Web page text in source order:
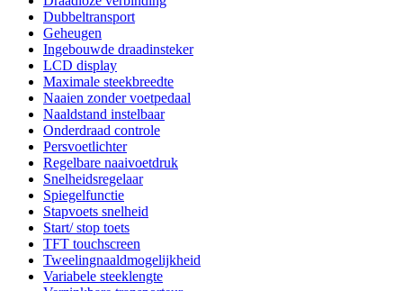
Dubbeltransport
Geheugen
Ingebouwde draadinsteker
LCD display
Maximale steekbreedte
Naaien zonder voetpedaal
Naaldstand instelbaar
Onderdraad controle
Persvoetlichter
Regelbare naaivoetdruk
Snelheidsregelaar
Spiegelfunctie
Stapvoets snelheid
Start/ stop toets
TFT touchscreen
Tweelingnaaldmogelijkheid
Variabele steeklengte